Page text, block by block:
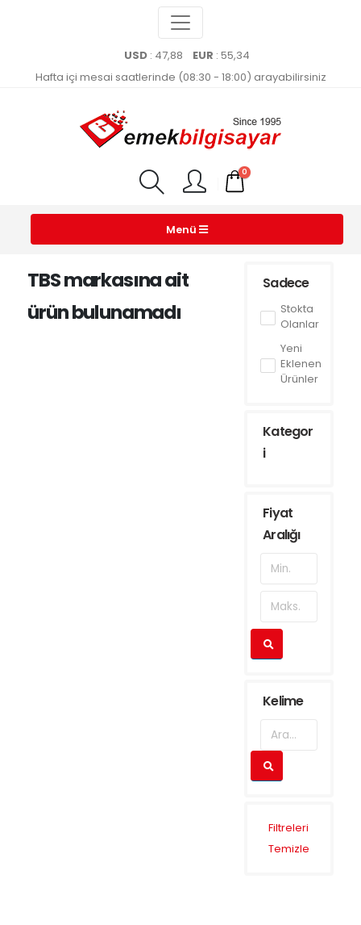
USD: 47,88 EUR : 55,34
Hafta içi mesai saatlerinde (08:30 - 18:00) arayabilirsiniz
0
Menü
Sadece
Stokta
Olanlar
Yeni
Eklenen
Ürünler
Kategor
i
Fiyat
Aralığı
Kelime
Filtreleri
Temizle
TBS markasına ait
ürün bulunamadı